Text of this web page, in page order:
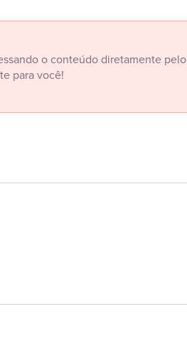
o conteúdo diretamente pelo
para você!